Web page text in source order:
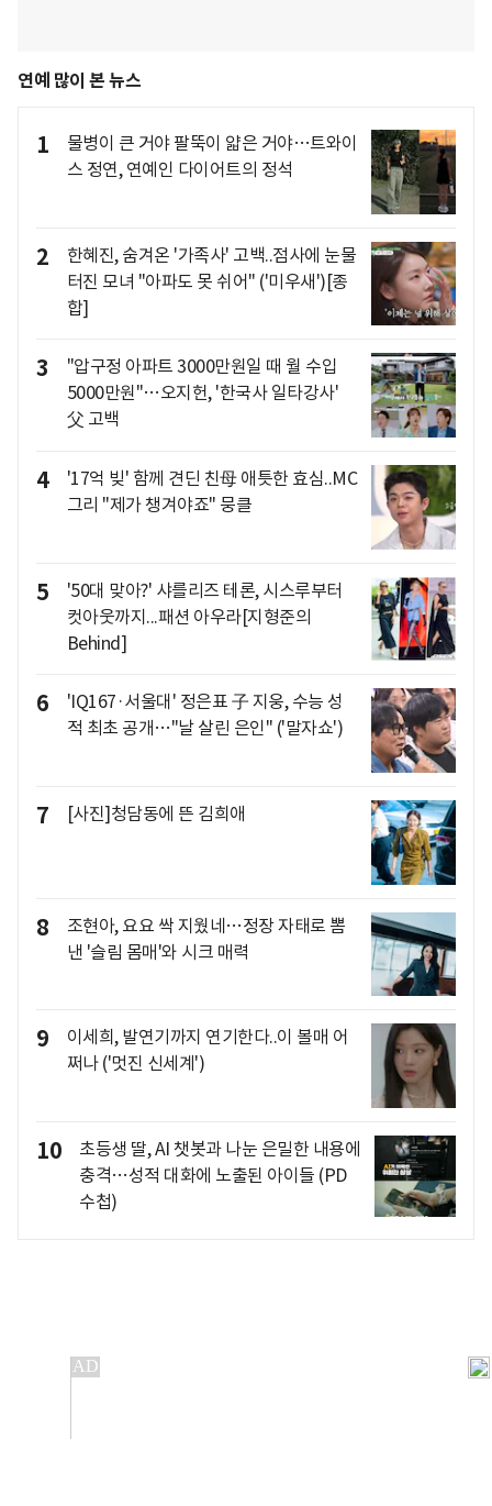
연예 많이 본 뉴스
1
물병이 큰 거야 팔뚝이 얇은 거야…트와이
스 정연, 연예인 다이어트의 정석
2
한혜진, 숨겨온 '가족사' 고백..점사에 눈물
터진 모녀 "아파도 못 쉬어" ('미우새')[종
합]
3
"압구정 아파트 3000만원일 때 월 수입
5000만원"…오지헌, '한국사 일타강사'
父 고백
4
'17억 빚' 함께 견딘 친母 애틋한 효심..MC
그리 "제가 챙겨야죠" 뭉클
5
'50대 맞아?' 샤를리즈 테론, 시스루부터
컷아웃까지...패션 아우라[지형준의
Behind]
6
'IQ167·서울대' 정은표 子 지웅, 수능 성
적 최초 공개…"날 살린 은인" ('말자쇼')
7 [사진]청담동에 뜬 김희애
8
조현아, 요요 싹 지웠네…정장 자태로 뽐
낸 '슬림 몸매'와 시크 매력
9
이세희, 발연기까지 연기한다..이 볼매 어
쩌나 ('멋진 신세계')
10
초등생 딸, AI 챗봇과 나눈 은밀한 내용에
충격…성적 대화에 노출된 아이들 (PD
수첩)